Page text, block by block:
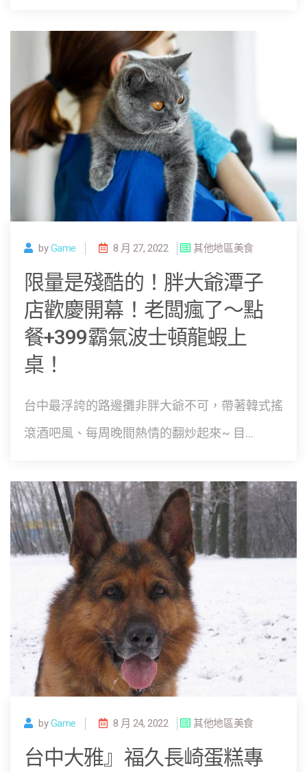
byGame 8 月 27, 2022 其他地區美食
限量是殘酷的！胖大爺潭子
店歡慶開幕！老闆瘋了～點
餐+399霸氣波士頓龍蝦上
桌！
台中最浮誇的路邊攤非胖大爺不可，帶著韓式搖
滾酒吧風、每周晚間熱情的翻炒起來~ 目...
byGame 8 月 24, 2022 其他地區美食
台中大雅』福久長崎蛋糕專